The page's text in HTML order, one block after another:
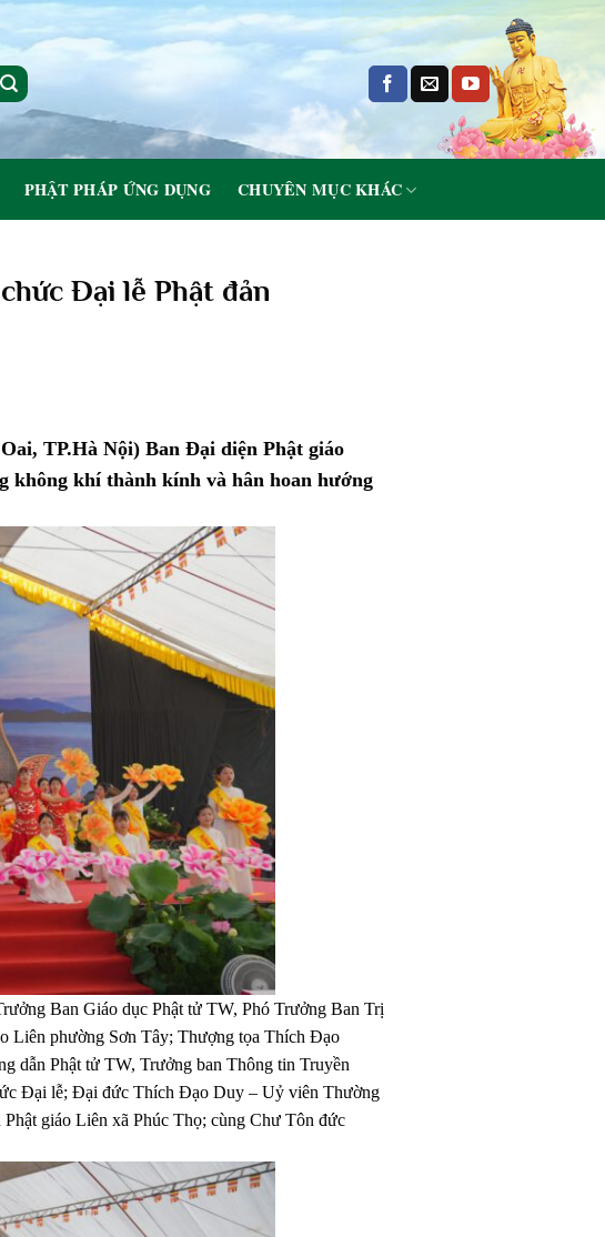
PHẬT PHÁP ỨNG DỤNG CHUYÊN MỤC KHÁC
Đại lễ Phật đản
TP.Hà Nội) Ban Đại diện Phật giáo
không khí thành kính và hân hoan hướng
Ban Giáo dục Phật tử TW, Phó Trưởng Ban Trị
Liên phường Sơn Tây; Thượng tọa Thích Đạo
dẫn Phật tử TW, Trưởng ban Thông tin Truyền
Đại lễ; Đại đức Thích Đạo Duy – Uỷ viên Thường
giáo Liên xã Phúc Thọ; cùng Chư Tôn đức